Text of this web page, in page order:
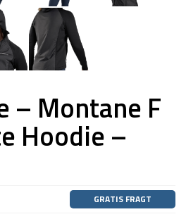
– Montane F
Hoodie –
GRATIS FRAGT